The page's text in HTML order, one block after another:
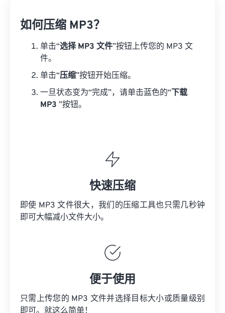
如何压缩 MP3？
单击“选择 MP3 文件”按钮上传您的 MP3 文
件。
单击“压缩”按钮开始压缩。
一旦状态变为“完成”，请单击蓝色的“ 下载
MP3 ”按钮。
快速压缩
即使 MP3 文件很大，我们的压缩工具也只需几秒钟
即可大幅减小文件大小。
便于使用
只需上传您的 MP3 文件并选择目标大小或质量级别